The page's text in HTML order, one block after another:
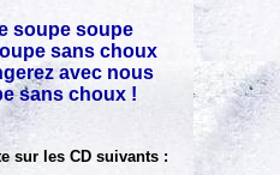
soupe soupe
sans choux
avec nous
sans choux !
sur les CD suivants :